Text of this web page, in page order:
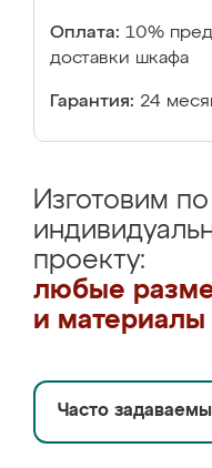
Оплата: 10%
доставки шкафа
Гарантия: 24
Изготовим по
проекту:
любые
и материалы
Часто